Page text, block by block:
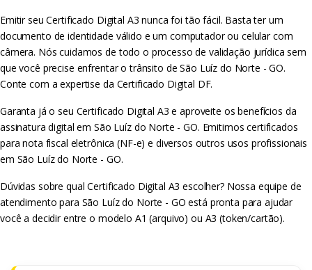
Emitir seu Certificado Digital A3 nunca foi tão fácil. Basta ter um
documento de identidade válido e um computador ou celular com
câmera. Nós cuidamos de todo o processo de validação jurídica sem
que você precise enfrentar o trânsito de São Luíz do Norte - GO.
Conte com a expertise da Certificado Digital DF.
Garanta já o seu Certificado Digital A3 e aproveite os benefícios da
assinatura digital em São Luíz do Norte - GO. Emitimos certificados
para nota fiscal eletrônica (NF-e) e diversos outros usos profissionais
em São Luíz do Norte - GO.
Dúvidas sobre qual Certificado Digital A3 escolher? Nossa equipe de
atendimento para São Luíz do Norte - GO está pronta para ajudar
você a decidir entre o modelo A1 (arquivo) ou A3 (token/cartão).